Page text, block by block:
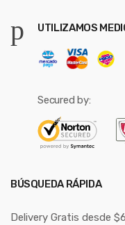
UTILIZAMOS
Secured by:
BÚSQUEDA RÁPIDA
Delivery Gratis desde